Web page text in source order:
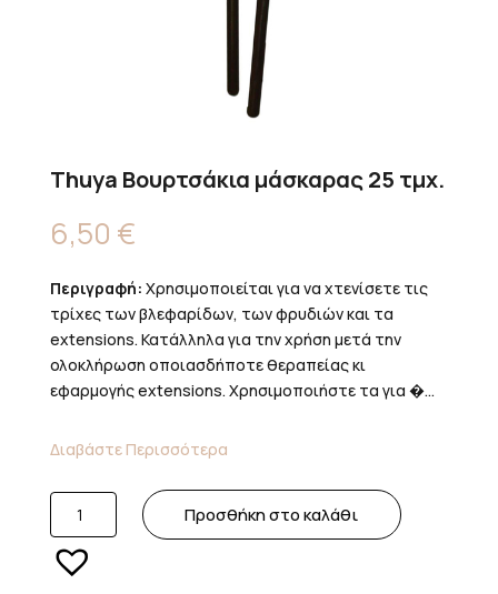
Thuya Βουρτσάκια μάσκαρας 25 τμχ.
6,50 €
Περιγραφή: Χρησιμοποιείται για να χτενίσετε τις
τρίχες των βλεφαρίδων, των φρυδιών και τα
extensions. Κατάλληλα για την χρήση μετά την
ολοκλήρωση οποιασδήποτε θεραπείας κι
εφαρμογής extensions. Χρησιμοποιήστε τα για �...
Διαβάστε Περισσότερα
Βουρτσάκια
μάσκαρας
Προσθήκη στο καλάθι